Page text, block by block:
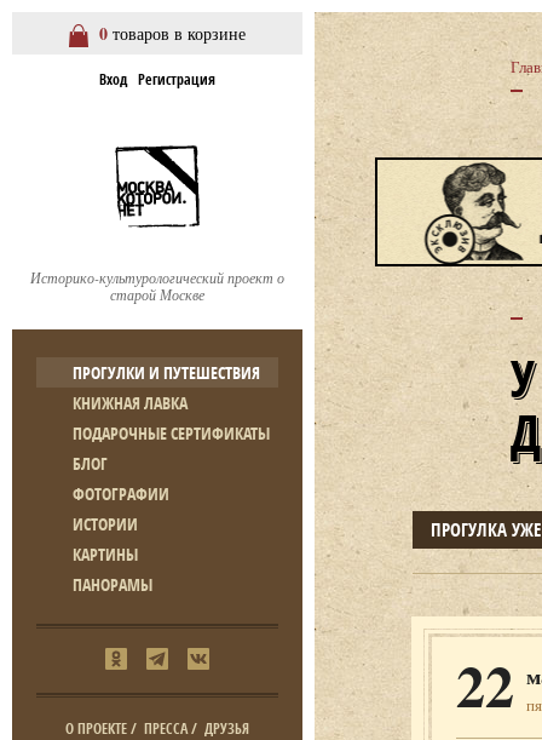
0 товаров в корзине
Вход Регистрация
Историко-культурологический проект о
старой Москве
ПРОГУЛКИ И ПУТЕШЕСТВИЯ
КНИЖНАЯ ЛАВКА
ПОДАРОЧНЫЕ СЕРТИФИКАТЫ
БЛОГ
ФОТОГРАФИИ
ИСТОРИИ
КАРТИНЫ
ПАНОРАМЫ
О ПРОЕКТЕ/ ПРЕССА/ ДРУЗЬЯ
ПРОГУЛКА
22